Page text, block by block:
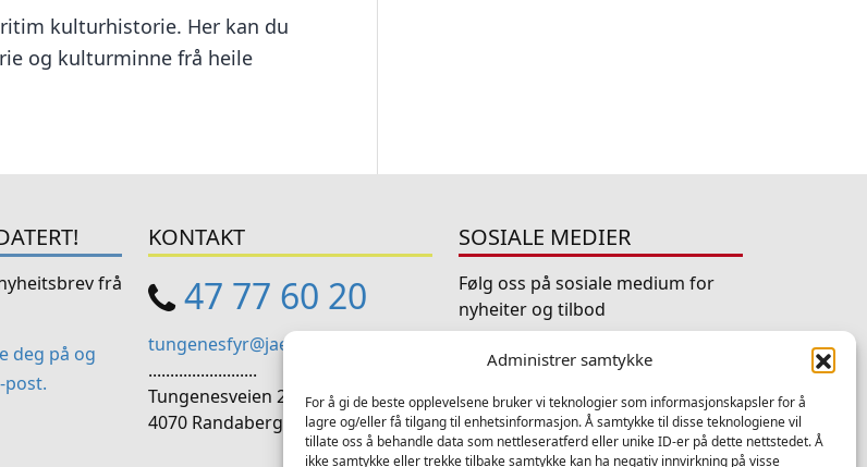
Administrer samtykke
For å gi de beste opplevelsene bruker vi teknologier som informasjonskapsler for å
lagre og/eller få tilgang til enhetsinformasjon. Å samtykke til disse teknologiene vil
tillate oss å behandle data som nettleseratferd eller unike ID-er på dette nettstedet. Å
ikke samtykke eller trekke tilbake samtykke kan ha negativ innvirkning på visse
kulturhistorie. Her kan du
og kulturminne frå heile
frå
deg på og
post.
KONTAKT
47 77 60 20
tungenesfyr@jaermuseet.no
.........................
Tungenesveien 217
4070 Randaberg
SOSIALE MEDIER
Følg oss på sosiale medium for
nyheiter og tilbod
Facebook
Instagram
LinkedIn
YouTube